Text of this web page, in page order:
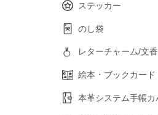
ステッカー
のし袋
レターチャーム/文香
絵本・ブックカード
本革システム手帳カ